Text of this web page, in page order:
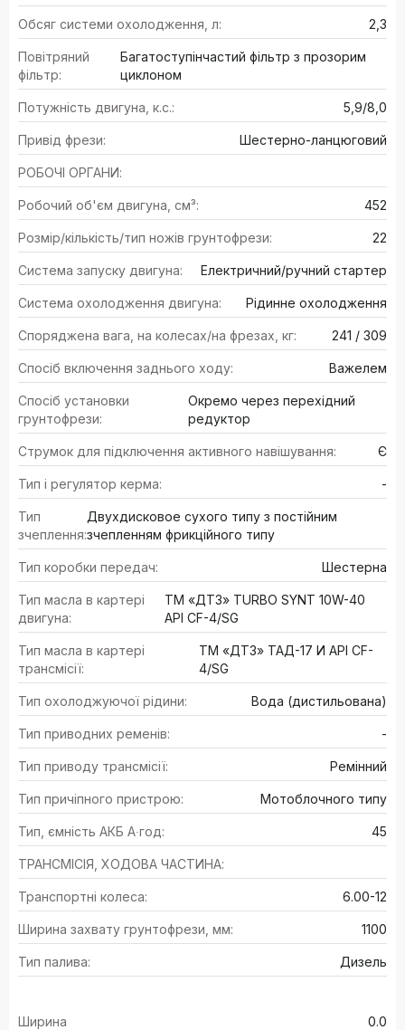
Обсяг системи охолодження, л: 2,3
Повітряний
фільтр:
Багатоступінчастий фільтр з прозорим
циклоном
Потужність двигуна, к.с.: 5,9/8,0
Привід фрези: Шестерно-ланцюговий
РОБОЧІ ОРГАНИ:
Робочий об'єм двигуна, см³: 452
Розмір/кількість/тип ножів грунтофрези: 22
Система запуску двигуна: Електричний/ручний стартер
Система охолодження двигуна: Рідинне охолодження
Споряджена вага, на колесах/на фрезах, кг: 241 / 309
Спосіб включення заднього ходу: Важелем
Спосіб установки
грунтофрези:
Окремо через перехідний
редуктор
Струмок для підключення активного навішування: Є
Тип і регулятор керма: -
Тип
зчеплення:
Двухдисковое сухого типу з постійним
зчепленням фрикційного типу
Тип коробки передач: Шестерна
Тип масла в картері
двигуна:
ТМ «ДТЗ» TURBO SYNT 10W-40
API CF-4/SG
Тип масла в картері
трансмісії:
ТМ «ДТЗ» ТАД-17 И API CF-
4/SG
Тип охолоджуючої рідини: Вода (дистильована)
Тип приводних ременів: -
Тип приводу трансмісії: Ремінний
Тип причіпного пристрою: Мотоблочного типу
Тип, ємність АКБ А∙год: 45
ТРАНСМІСІЯ, ХОДОВА ЧАСТИНА:
Транспортні колеса: 6.00-12
Ширина захвату грунтофрези, мм: 1100
Тип палива: Дизель
Ширина 0.0